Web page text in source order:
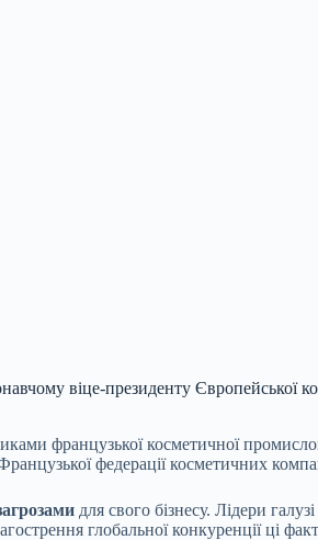
віце-президенту Європейської
французької косметичної
федерації косметичних
для свого бізнесу. Лідери
глобальної конкуренції ці